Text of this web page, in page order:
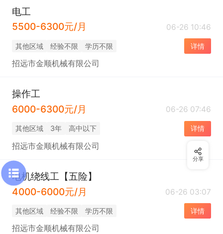
电工
5500-6300元/月
06-26 10:46
其他区域 经验不限 学历不限 详情
招远市金顺机械有限公司
操作工
6000-6300元/月
06-26 07:46
其他区域 3年 高中以下 详情
招远市金顺机械有限公司
电机绕线工【五险】
4000-6000元/月
06-26 03:07
其他区域 经验不限 学历不限 详情
招远市金顺机械有限公司
分享